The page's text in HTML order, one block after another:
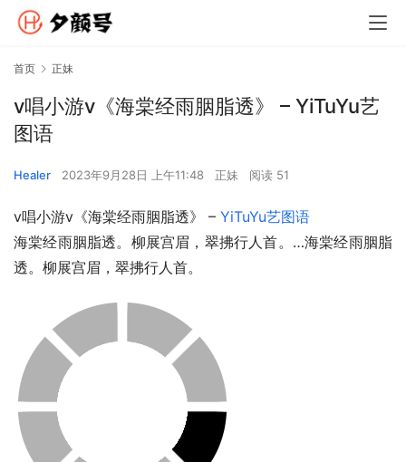
首页 正妹
v唱小游v《海棠经雨胭脂透》 – YiTuYu艺
图语
Healer 2023年9月28日 上午11:48 正妹 阅读 51
v唱小游v《海棠经雨胭脂透》 – YiTuYu艺图语
海棠经雨胭脂透。柳展宫眉，翠拂行人首。…海棠经雨胭脂
透。柳展宫眉，翠拂行人首。